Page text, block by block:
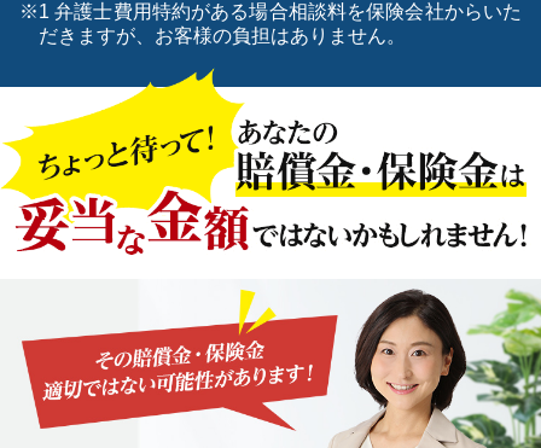
※1 弁護士費用特約がある場合相談料を保険会社からいた
だきますが、お客様の負担はありません。